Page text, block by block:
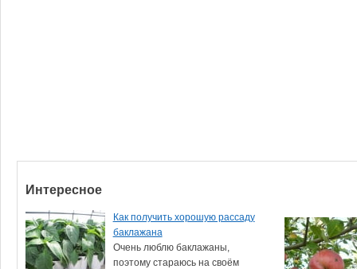
Интересное
Как получить хорошую рассаду
баклажана
Очень люблю баклажаны,
поэтому стараюсь на своём